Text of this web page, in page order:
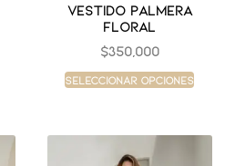
Vestido palmera
floral
$350,000
Seleccionar opciones